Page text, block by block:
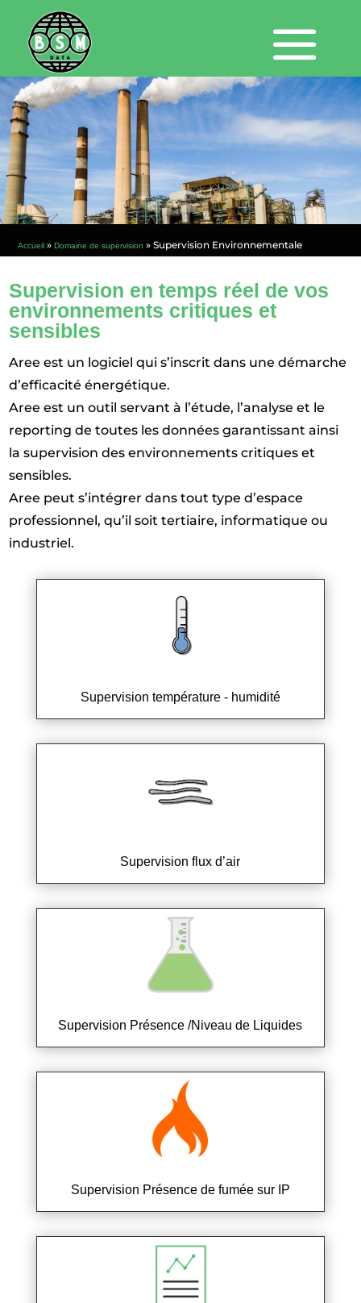
Accueil » Domaine de supervision » Supervision Environnementale
Supervision en temps réel de vos
environnements critiques et
sensibles
Aree est un logiciel qui s’inscrit dans une démarche
d’efficacité énergétique.
Aree est un outil servant à l’étude, l’analyse et le
reporting de toutes les données garantissant ainsi
la supervision des environnements critiques et
sensibles.
Aree peut s’intégrer dans tout type d’espace
professionnel, qu’il soit tertiaire, informatique ou
industriel.
Supervision température - humidité
Supervision flux d’air
Supervision Présence /Niveau de Liquides
Supervision Présence de fumée sur IP